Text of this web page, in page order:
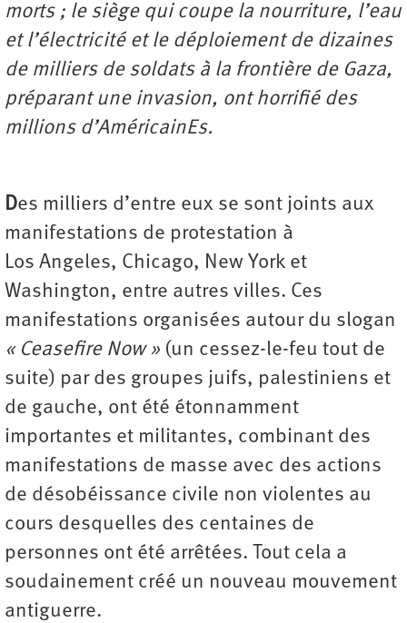
morts ; le siège qui coupe la nourriture, l’eau
et l’électricité et le déploiement de dizaines
de milliers de soldats à la frontière de Gaza,
préparant une invasion, ont horrifié des
millions d’AméricainEs.
Des milliers d’entre eux se sont joints aux
manifestations de protestation à
Los Angeles, Chicago, New York et
Washington, entre autres villes. Ces
manifestations organisées autour du slogan
« Ceasefire Now » (un cessez-le-feu tout de
suite) par des groupes juifs, palestiniens et
de gauche, ont été étonnamment
importantes et militantes, combinant des
manifestations de masse avec des actions
de désobéissance civile non violentes au
cours desquelles des centaines de
personnes ont été arrêtées. Tout cela a
soudainement créé un nouveau mouvement
antiguerre.